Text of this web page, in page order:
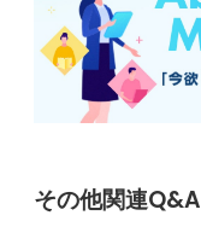
その他関連Q&A